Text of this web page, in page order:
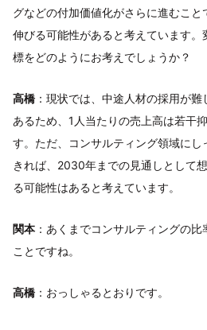
グなどの付加価値化がさらに進むこと
伸びる可能性があると考えています。
標をどのようにお考えでしょうか？
高橋 ：現状では、中途人材の採用が
あるため、1人当たりの売上高は若干
す。ただ、コンサルティング領域に
きれば、2030年までの見通しとして
る可能性はあると考えています。
関本 ：あくまでコンサルティングの
ことですね。
高橋 ：おっしゃるとおりです。